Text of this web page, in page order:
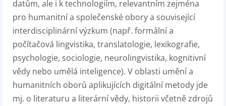
datům, ale i k technologiím, relevantním zejména
pro humanitní a společenské obory a související
interdisciplinární výzkum (např. formální a
počítačová lingvistika, translatologie, lexikografie,
psychologie, sociologie, neurolingvistika, kognitivní
vědy nebo umělá inteligence). V oblasti umění a
humanitních oborů aplikujících digitální metody jde
mj. o literaturu a literární vědy, historii včetně zdrojů